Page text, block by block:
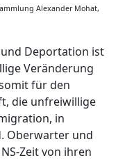
Alexander Mohat,
Deportation ist
Veränderung
für den
die unfreiwillige
in
Oberwarter und
Zeit von ihren